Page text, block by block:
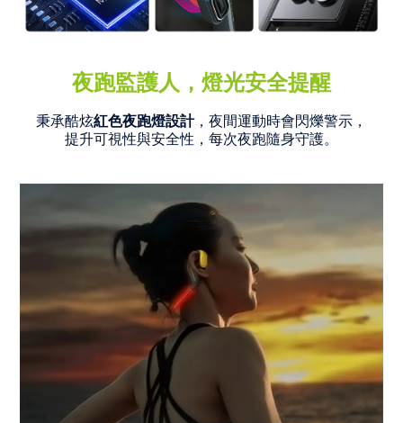
夜跑監護人，燈光安全提醒
秉承酷炫紅色夜跑燈設計，夜間運動時會閃爍警示，
提升可視性與安全性，每次夜跑隨身守護。